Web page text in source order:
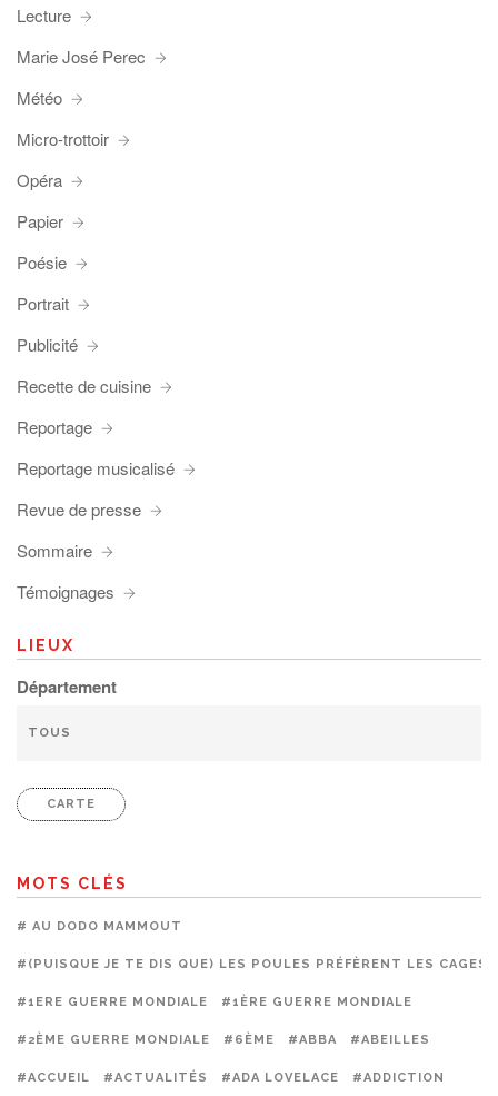
Lecture
Marie José Perec
Météo
Micro-trottoir
Opéra
Papier
Poésie
Portrait
Publicité
Recette de cuisine
Reportage
Reportage musicalisé
Revue de presse
Sommaire
Témoignages
LIEUX
Département
CARTE
MOTS CLÉS
# AU DODO MAMMOUT
#(PUISQUE JE TE DIS QUE) LES POULES PRÉFÈRENT LES CAGES
#1ERE GUERRE MONDIALE #1ÈRE GUERRE MONDIALE
#2ÈME GUERRE MONDIALE #6ÈME #ABBA #ABEILLES
#ACCUEIL #ACTUALITÉS #ADA LOVELACE #ADDICTION